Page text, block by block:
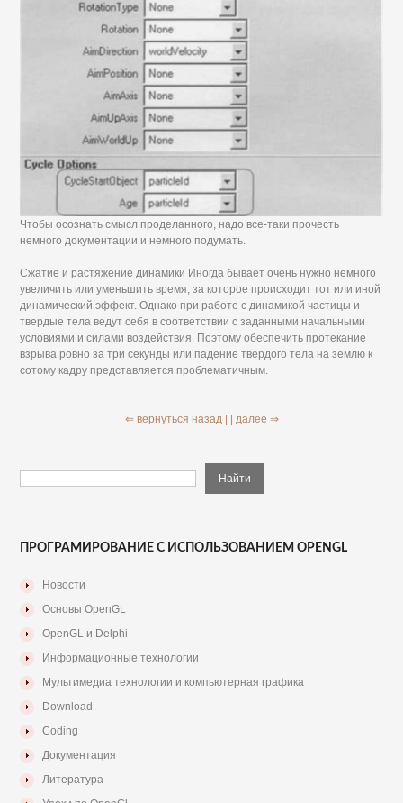
Чтобы осознать смысл проделанного, надо все-таки прочесть
немного документации и немного подумать.
Сжатие и растяжение динамики Иногда бывает очень нужно немного
увеличить или уменьшить время, за которое происходит тот или иной
динамический эффект. Однако при работе с динамикой частицы и
твердые тела ведут себя в соответствии с заданными начальными
условиями и силами воздействия. Поэтому обеспечить протекание
взрыва ровно за три секунды или падение твердого тела на землю к
сотому кадру представляется проблематичным.
⇐ вернуться назад | | далее ⇒
ПРОГРАМИРОВАНИЕ С ИСПОЛЬЗОВАНИЕМ OPENGL
Новости
Основы OpenGL
OpenGL и Delphi
Информационные технологии
Мультимедиа технологии и компьютерная графика
Download
Coding
Документация
Литература